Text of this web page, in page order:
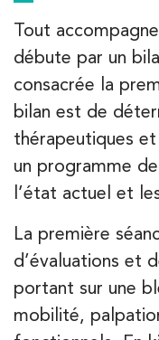
Tout
débute par un
consacrée la
bilan est de
thérapeutiques
un programme
l’état actuel et
La première
d’évaluations et
portant sur une
mobilité,